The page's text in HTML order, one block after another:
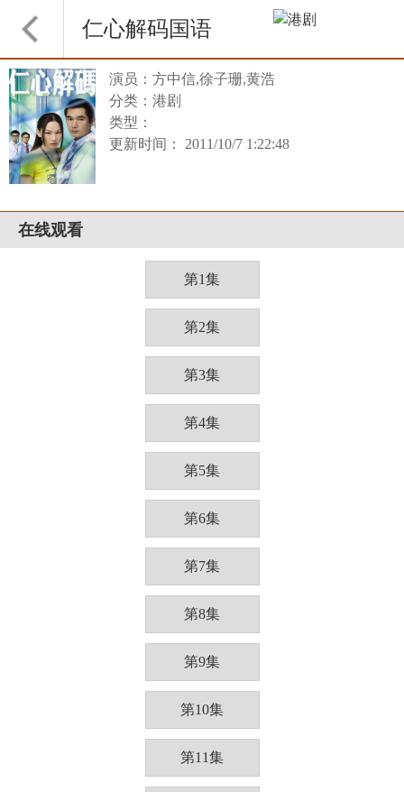
仁心解码国语
演员：方中信,徐子珊,黄浩
分类：港剧
类型：
更新时间： 2011/10/7 1:22:48
在线观看
第1集
第2集
第3集
第4集
第5集
第6集
第7集
第8集
第9集
第10集
第11集